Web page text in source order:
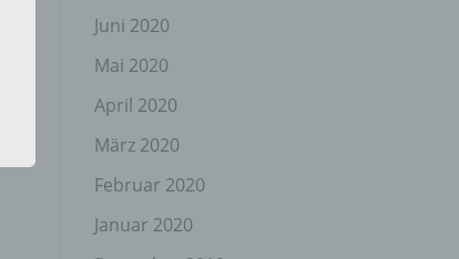
Juni 2020
Mai 2020
April 2020
März 2020
Februar 2020
Januar 2020